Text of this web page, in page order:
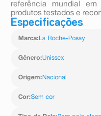
referência mundial
produtos testados e
Especificações
Marca:La Roche-Posay
Gênero:Unissex
Origem:Nacional
Cor:Sem cor